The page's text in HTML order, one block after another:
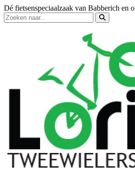
Dé fietsenspeciaalzaak van Babberich en